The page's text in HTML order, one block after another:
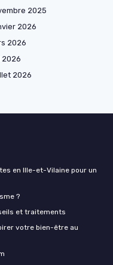
2025
2026
2026
2026
2026
en Ille-et-Vilaine pour un
?
et traitements
votre bien-être au